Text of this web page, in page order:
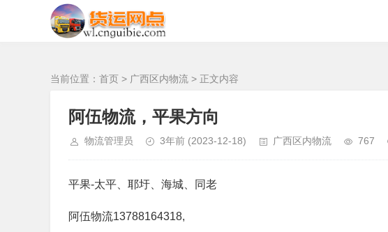
南宁发去 的物流
当前位置： 首页 > 广西区内物流 > 正文内容
阿伍物流，平果方向
物流管理员 3年前 (2023-12-18) 广西区内物流 767
平果-太平、耶圩、海城、同老
阿伍物流13788164318,